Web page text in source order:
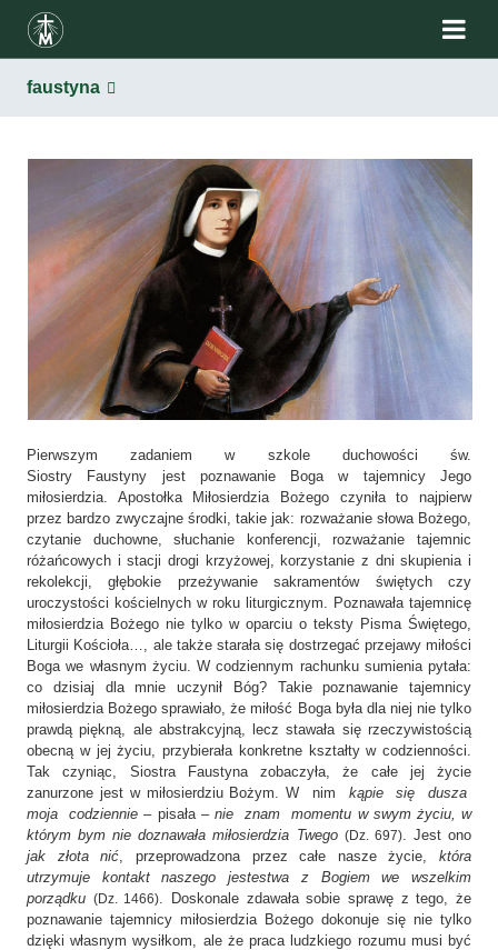
faustyna
Pierwszym zadaniem w szkole duchowości św.
Siostry Faustyny jest poznawanie Boga w tajemnicy Jego
miłosierdzia. Apostołka Miłosierdzia Bożego czyniła to najpierw
przez bardzo zwyczajne środki, takie jak: rozważanie słowa Bożego,
czytanie duchowne, słuchanie konferencji, rozważanie tajemnic
różańcowych i stacji drogi krzyżowej, korzystanie z dni skupienia i
rekolekcji, głębokie przeżywanie sakramentów świętych czy
uroczystości kościelnych w roku liturgicznym. Poznawała tajemnicę
miłosierdzia Bożego nie tylko w oparciu o teksty Pisma Świętego,
Liturgii Kościoła…, ale także starała się dostrzegać przejawy miłości
Boga we własnym życiu. W codziennym rachunku sumienia pytała:
co dzisiaj dla mnie uczynił Bóg? Takie poznawanie tajemnicy
miłosierdzia Bożego sprawiało, że miłość Boga była dla niej nie tylko
prawdą piękną, ale abstrakcyjną, lecz stawała się rzeczywistością
obecną w jej życiu, przybierała konkretne kształty w codzienności.
Tak czyniąc, Siostra Faustyna zobaczyła, że całe jej życie
zanurzone jest w miłosierdziu Bożym. W nim kąpie się dusza
moja codziennie – pisała – nie znam momentu w swym życiu, w
którym bym nie doznawała miłosierdzia Twego (Dz. 697). Jest ono
jak złota nić , przeprowadzona przez całe nasze życie, która
utrzymuje kontakt naszego jestestwa z Bogiem we wszelkim
porządku (Dz. 1466)
. Doskonale zdawała sobie sprawę z tego, że
poznawanie tajemnicy miłosierdzia Bożego dokonuje się nie tylko
dzięki własnym wysiłkom, ale że praca ludzkiego rozumu musi być